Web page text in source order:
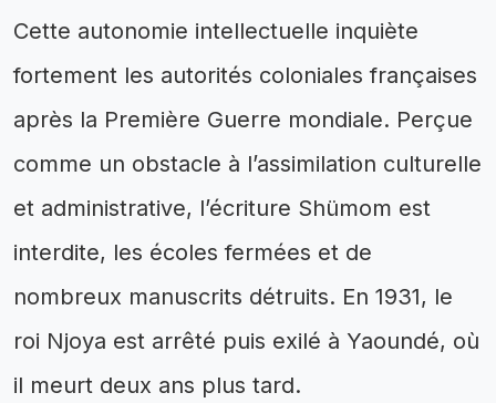
Cette autonomie intellectuelle inquiète
fortement les autorités coloniales françaises
après la Première Guerre mondiale. Perçue
comme un obstacle à l’assimilation culturelle
et administrative, l’écriture Shümom est
interdite, les écoles fermées et de
nombreux manuscrits détruits. En 1931, le
roi Njoya est arrêté puis exilé à Yaoundé, où
il meurt deux ans plus tard.